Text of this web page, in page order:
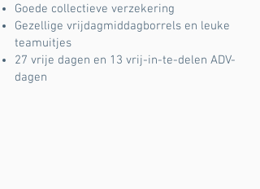
Goede collectieve verzekering
Gezellige vrijdagmiddagborrels en leuke
teamuitjes
27 vrije dagen en 13 vrij-in-te-delen ADV-
dagen